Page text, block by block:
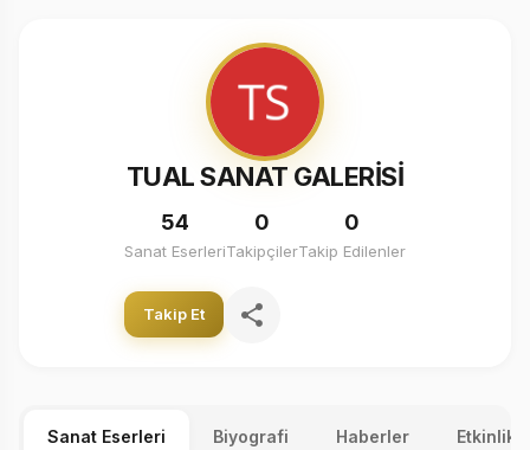
TUAL SANAT GALERİSİ
54
Sanat Eserleri
0
Takipçiler
0
Takip Edilenler
Takip Et
Sanat Eserleri Biyografi Haberler